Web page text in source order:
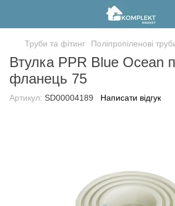
Труби та фітинг Поліпропіленові
Втулка PPR Blue Ocean
фланець 75
Артикул: SD00004189 Написати відгук